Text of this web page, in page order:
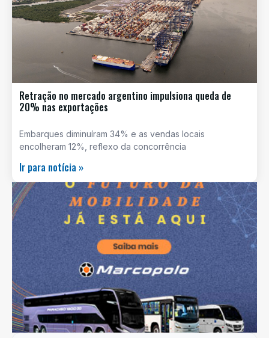
Retração no mercado argentino impulsiona queda de
20% nas exportações
Embarques diminuíram 34% e as vendas locais
encolheram 12%, reflexo da concorrência
Ir para notícia »